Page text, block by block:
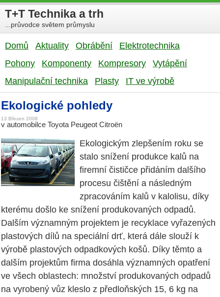
T+T Technika a trh
...průvodce světem průmyslu
Domů Aktuality Obrábění
Elektrotechnika
Pohony
Komponenty Kompresory
Vytápění
Manipulační technika
Plasty IT ve výrobě
Ekologické pohledy
13 Březen 2008
v automobilce Toyota Peugeot Citroën
Ekologickým zlepšením roku se
stalo snížení produkce kalů na
firemní čističce přidáním dalšího
procesu čištění a následným
zpracováním kalů v kalolisu, díky
kterému došlo ke snížení produkovaných odpadů.
Dalším významným projektem je recyklace vyřazených
plastových dílů na speciální drť, která dále slouží k
výrobě plastových odpadkových košů. Díky těmto a
dalším projektům firma dosáhla významných opatření
ve všech oblastech: množství produkovaných odpadů
na vyrobený vůz kleslo z předloňských 15, 6 kg na